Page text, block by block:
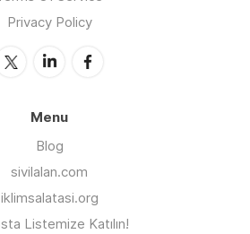
Privacy Policy
Menu
Blog
sivilalan.com
iklimsalatasi.org
Listemize Katılın!